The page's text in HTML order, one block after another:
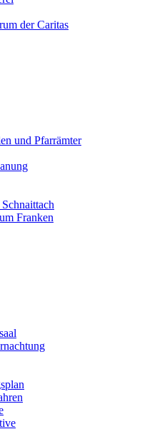
der Caritas
und Pfarrämter
Franken